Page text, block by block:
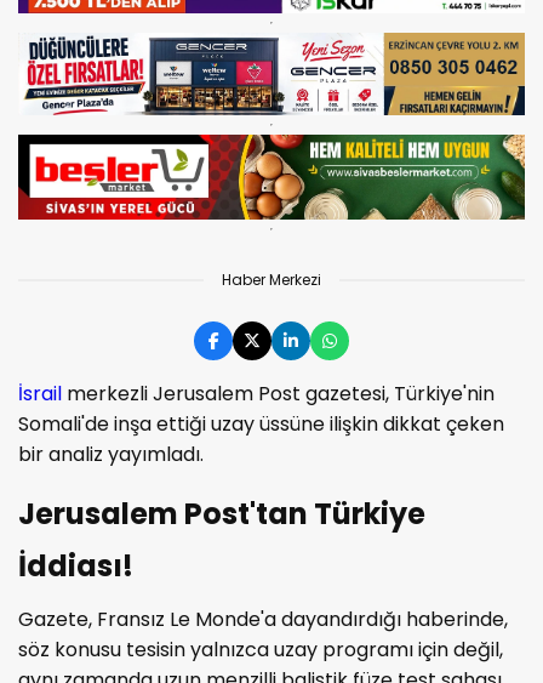
Haber Merkezi
İsrail merkezli Jerusalem Post gazetesi, Türkiye'nin
Somali'de inşa ettiği uzay üssüne ilişkin dikkat çeken
bir analiz yayımladı.
Jerusalem Post'tan Türkiye
İddiası!
Gazete, Fransız Le Monde'a dayandırdığı haberinde,
söz konusu tesisin yalnızca uzay programı için değil,